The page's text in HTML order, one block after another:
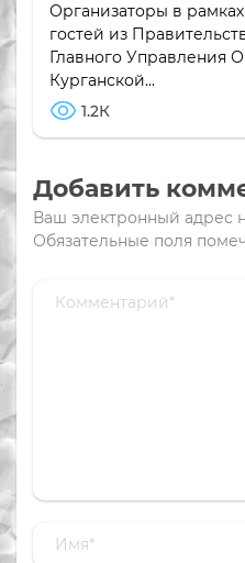
Организаторы в
гостей из
Главного Управления
Курганской...
1.2К
Добавить
Ваш электронный адрес
Обязательные поля